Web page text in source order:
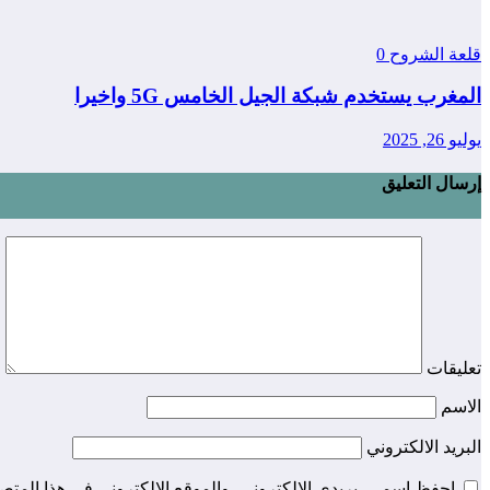
قلعة الشروح 0
المغرب يستخدم شبكة الجيل الخامس 5G واخيرا
يوليو 26, 2025
إرسال التعليق
تعليقات
الاسم
البريد الالكتروني